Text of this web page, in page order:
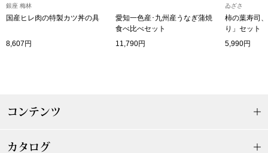
ア
プ
その他
銀座 梅林
国産ヒレ肉の特製カツ丼の具
8,607円
愛知一色産･九州産うなぎ蒲焼
食べ比べセット
11,790円
ゐざさ
柿の葉寿司
り」セット
5,990円
コンテンツ
カタログ